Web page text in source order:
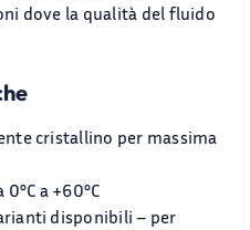
dove la qualità del fluido
cristallino per massima
0°C a +60°C
disponibili – per